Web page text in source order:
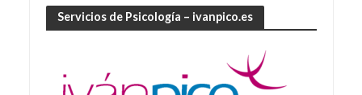
Servicios de Psicología – ivanpico.es